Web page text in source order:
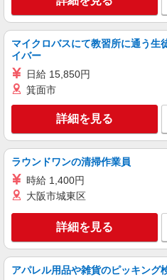
株式会社テクノ・サービス/お仕事
機械オペレータ
キープ
派遣社員
株式会社テクノ・サービス/お仕事
ドラム式洗濯機
キープ
派遣社員
マイクロバスにて教習所に通う生
イバー
日給 15,850円
箕面市
詳細を見る
ラウンドワンの清掃作業員
時給 1,400円
大阪市城東区
詳細を見る
アパレル用品や雑貨のピッキング